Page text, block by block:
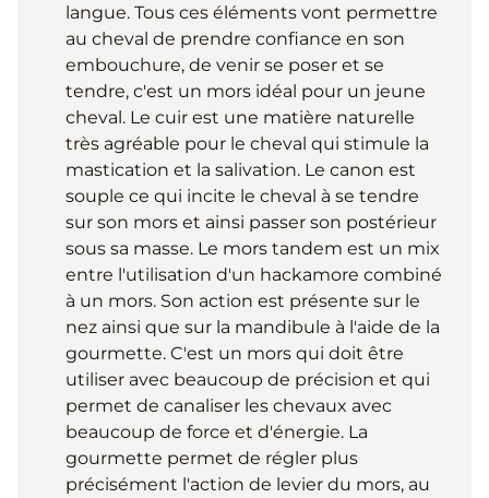
langue. Tous ces éléments vont permettre
au cheval de prendre confiance en son
embouchure, de venir se poser et se
tendre, c'est un mors idéal pour un jeune
cheval. Le cuir est une matière naturelle
très agréable pour le cheval qui stimule la
mastication et la salivation. Le canon est
souple ce qui incite le cheval à se tendre
sur son mors et ainsi passer son postérieur
sous sa masse. Le mors tandem est un mix
entre l'utilisation d'un hackamore combiné
à un mors. Son action est présente sur le
nez ainsi que sur la mandibule à l'aide de la
gourmette. C'est un mors qui doit être
utiliser avec beaucoup de précision et qui
permet de canaliser les chevaux avec
beaucoup de force et d'énergie. La
gourmette permet de régler plus
précisément l'action de levier du mors, au